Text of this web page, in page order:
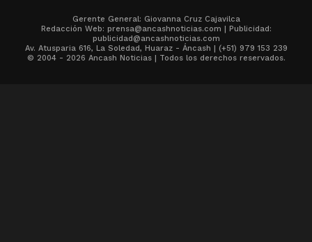
Gerente General: Giovanna Cruz Cajavilca
Redacción Web: prensa@ancashnoticias.com | Publicidad:
publicidad@ancashnoticias.com
Av. Atusparia 616, La Soledad, Huaraz - Áncash | (+51) 979 153 239
© 2004 - 2026 Ancash Noticias | Todos los derechos reservados.